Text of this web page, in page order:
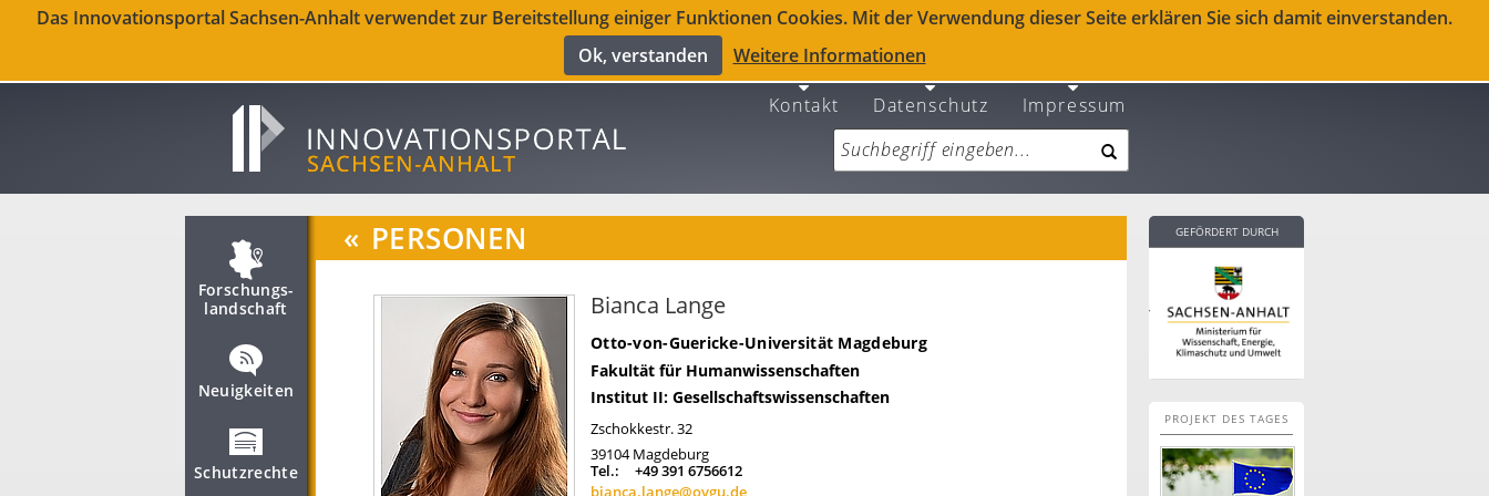
Das Innovationsportal Sachsen-Anhalt verwendet zur Bereitstellung einiger Funktionen Cookies. Mit der Verwendung dieser Seite erklären Sie sich damit einverstanden.
Ok, verstanden
Weitere Informationen
Kontakt Datenschutz Impressum
Forschungs­
landschaft
Neuigkeiten
Schutzrechte
« PERSONEN
Bianca Lange
Otto-von-Guericke-Universität Magdeburg
Fakultät für Humanwissenschaften
Institut II: Gesellschaftswissenschaften
Zschokkestr. 32
39104 Magdeburg
Tel.:
+49 391 6756612
bianca.lange@ovgu.de
GEFÖRDERT DURCH
PROJEKT DES TAGES